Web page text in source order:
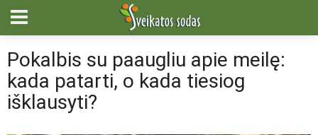
Pokalbis su paaugliu apie meilę:
kada patarti, o kada tiesiog
išklausyti?